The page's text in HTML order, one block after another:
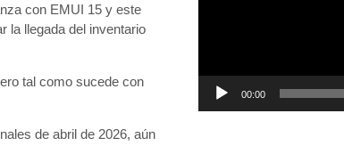
con EMUI 15 y este
la llegada del inventario
tal como sucede con
de abril de 2026, aún
00:00